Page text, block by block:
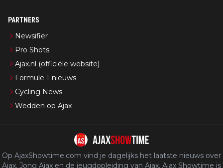
PARTNERS
Newsifier
Pro Shots
Ajax.nl (officiële website)
Formule 1-nieuws
Cycling News
Wedden op Ajax
Op AjaxShowtime.com vind je dagelijks het laatste nieuws over
Ajax, Jong Ajax en de jeugdopleiding van Ajax. Ajax Showtime is